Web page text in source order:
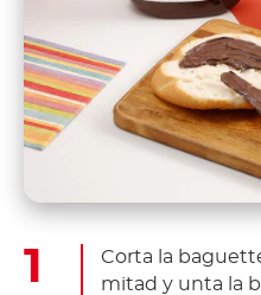
Corta la
mitad y unta la